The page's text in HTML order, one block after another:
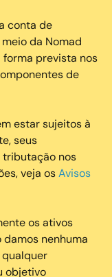
conta de
da Nomad
forma prevista nos
de
estar sujeitos à
seus
tributação nos
veja osAvisos
os ativos
nenhuma
objetivo